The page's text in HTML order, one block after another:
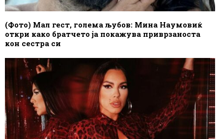
(Фото) Мал гест, голема љубов: Мина Наумовиќ
откри како братчето ја покажува приврзаноста
кон сестра си